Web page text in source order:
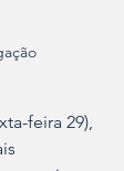
feira 29),